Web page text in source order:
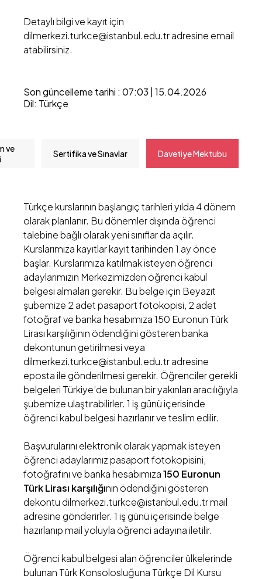
Detaylı bilgi ve kayıt için
dilmerkezi.turkce@istanbul.edu.tr adresine email
atabilirsiniz.
Son güncelleme tarihi : 07:03 | 15.04.2026
Dil: Türkçe
ve
Sertifika ve Sınavlar Davetiye Mektubu
Türkçe kurslarının başlangıç tarihleri yılda 4 dönem
olarak planlanır. Bu dönemler dışında öğrenci
talebine bağlı olarak yeni sınıflar da açılır.
Kurslarımıza kayıtlar kayıt tarihinden 1 ay önce
başlar. Kurslarımıza katılmak isteyen öğrenci
adaylarımızın Merkezimizden öğrenci kabul
belgesi almaları gerekir. Bu belge için Beyazıt
şubemize 2 adet pasaport fotokopisi, 2 adet
fotoğraf ve banka hesabımıza 150 Euronun Türk
Lirası karşılığının ödendiğini gösteren banka
dekontunun getirilmesi veya
dilmerkezi.turkce@istanbul.edu.tr adresine
eposta ile gönderilmesi gerekir. Öğrenciler gerekli
belgeleri Türkiye’de bulunan bir yakınları aracılığıyla
şubemize ulaştırabilirler. 1 iş günü içerisinde
öğrenci kabul belgesi hazırlanır ve teslim edilir.
Başvurularını elektronik olarak yapmak isteyen
öğrenci adaylarımız pasaport fotokopisini,
fotoğrafını ve banka hesabımıza150 Euronun
Türk Lirası karşılığının ödendiğini gösteren
dekontu dilmerkezi.turkce@istanbul.edu.tr mail
adresine gönderirler. 1 iş günü içerisinde belge
hazırlanıp mail yoluyla öğrenci adayına iletilir.
Öğrenci kabul belgesi alan öğrenciler ülkelerinde
bulunan Türk Konsolosluğuna Türkçe Dil Kursu